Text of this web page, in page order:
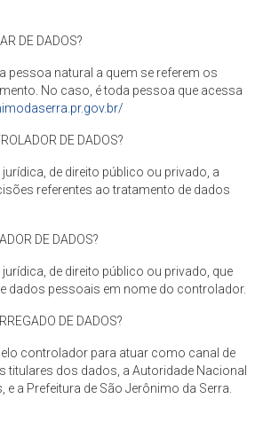
DE DADOS?
pessoa natural a quem se referem os
No caso, é toda pessoa que acessa
DE DADOS?
de direito público ou privado, a
referentes ao tratamento de dados
DE DADOS?
de direito público ou privado, que
dados pessoais em nome do controlador.
DE DADOS?
controlador para atuar como canal de
titulares dos dados, a Autoridade Nacional
e a Prefeitura de São Jerônimo da Serra.